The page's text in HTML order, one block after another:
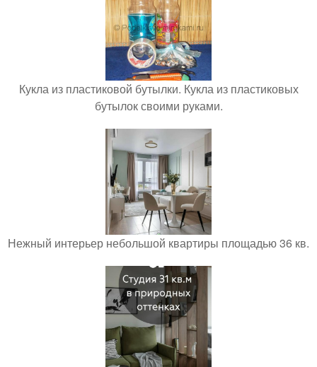
Кукла из пластиковой бутылки. Кукла из пластиковых
бутылок своими руками.
Нежный интерьер небольшой квартиры площадью 36 кв.